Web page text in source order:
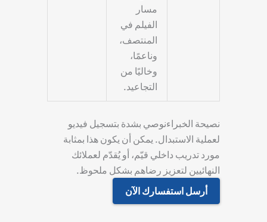
مسار
الفيلم في
المنتصف،
وناعمًا،
وخاليًا من
التجاعيد.
نصيحة الخبراءنوصي بشدة بتسجيل فيديو
لعملية الاستبدال. يمكن أن يكون هذا بمثابة
مورد تدريب داخلي قيّم، أو يُقدّم لعملائك
النهائيين لتعزيز رضاهم بشكل ملحوظ.
أرسل استفسارك الآن